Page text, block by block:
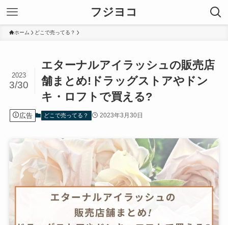
フジヨコ
ホーム どこで売ってる？
エターナルアイラッシュの販売店
舗まとめ!ドラッグストアやドン
キ・ロフトで買える?
2023
3/30
広告 どこで売ってる？ 2023年3月30日